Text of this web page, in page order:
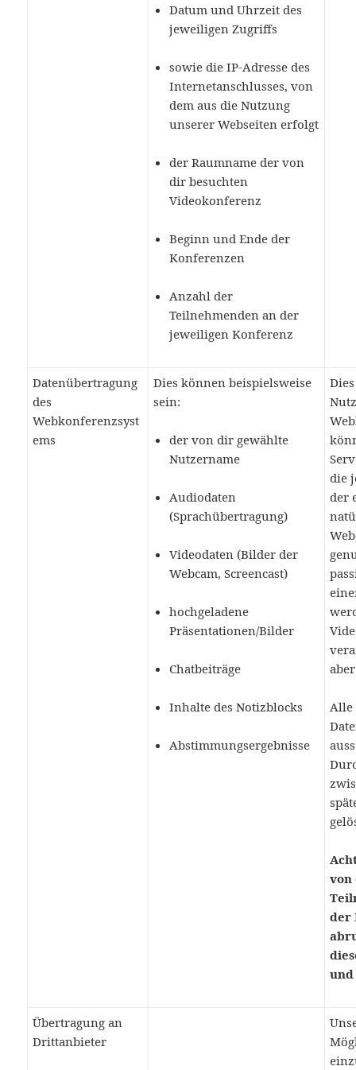
Datum und Uhrzeit des
jeweiligen Zugriffs
sowie die IP-Adresse des
Internetanschlusses, von
dem aus die Nutzung
unserer Webseiten erfolgt
der Raumname der von
dir besuchten
Videokonferenz
Beginn und Ende der
Konferenzen
Anzahl der
Teilnehmenden an der
jeweiligen Konferenz
Datenübertragung
des
Webkonferenzsyst
ems
Dies können beispielsweise
sein:
der von dir gewählte
Nutzername
Audiodaten
(Sprachübertragung)
Videodaten (Bilder der
Webcam, Screencast)
hochgeladene
Präsentationen/Bilder
Chatbeiträge
Inhalte des Notizblocks
Abstimmungsergebnisse
die
der
Alle
von
der
und
Übertragung an
Drittanbieter